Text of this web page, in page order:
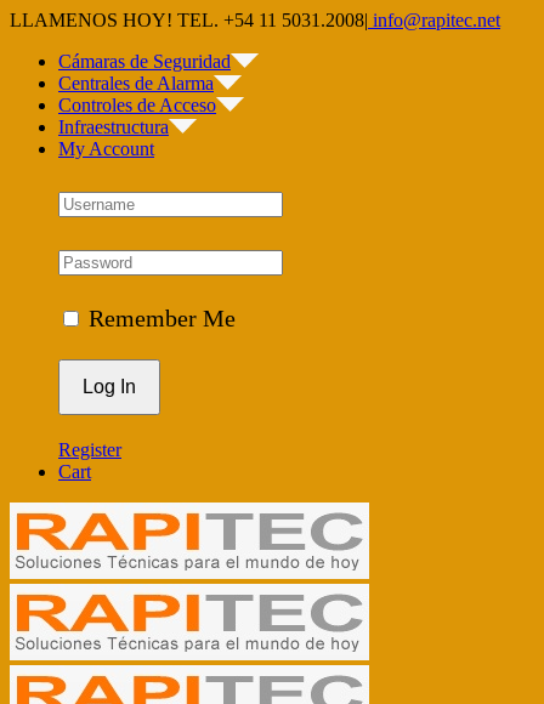
Skip
content
LLAMENOS HOY! TEL. +54 11 5031.2008| info@rapitec.net
Cámaras de Seguridad
Centrales de Alarma
Controles de Acceso
Infraestructura
My Account
Remember Me
Register
Cart